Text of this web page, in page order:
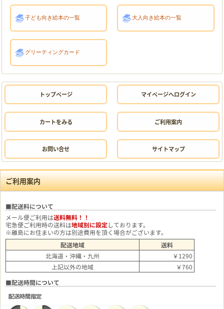
子ども向き絵本の一覧 大人向き絵本の一覧
グリーティングカード
トップページ マイページへログイン
カートをみる ご利用案内
お問い合せ サイトマップ
ご利用案内
■配送料について
メール便ご利用は送料無料！！
宅急便ご利用時の送料は地域別に設定しております。
※離島にお住まいの方は別途費用を頂く場合がございます。
配送地域
送料
北海道・沖縄・九州
￥1290
上記以外の地域
￥760
■配送時間について